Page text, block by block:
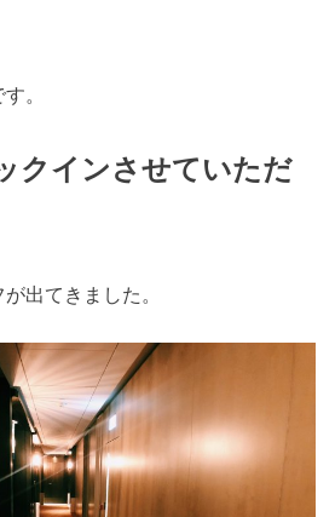
。
クインさせていただ
出てきました。